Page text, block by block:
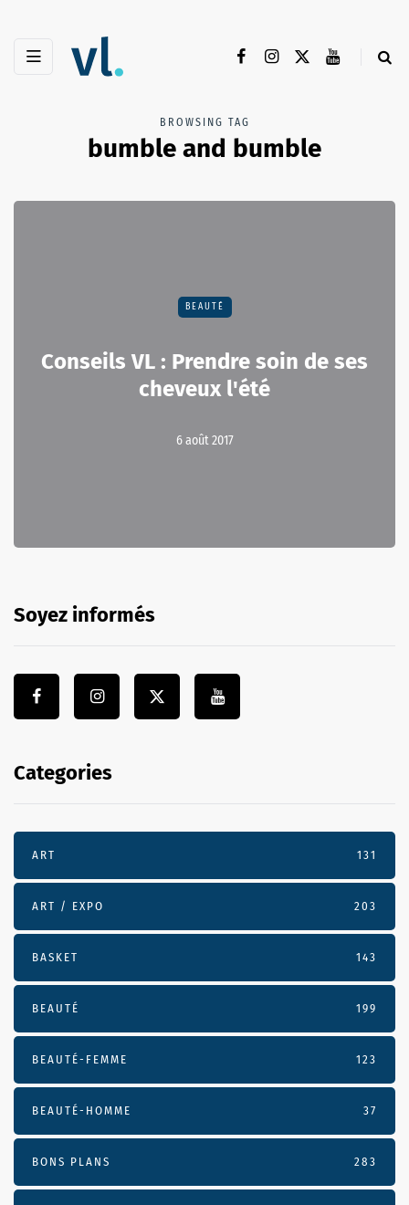
BROWSING TAG
bumble and bumble
BEAUTÉ
Conseils VL : Prendre soin de ses
cheveux l'été
6 août 2017
Soyez informés
Categories
ART 131
ART / EXPO 203
BASKET 143
BEAUTÉ 199
BEAUTÉ-FEMME 123
BEAUTÉ-HOMME 37
BONS PLANS 283